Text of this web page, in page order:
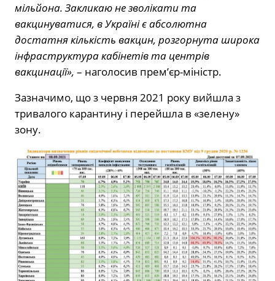
мільйона. Закликаю не зволікати та
вакцинуватися, в Україні є абсолютна
достатня кількість вакцин, розгорнута широка
інфраструктура кабінетів та центрів
вакцинації», – наголосив прем’єр-міністр.
Зазначимо, що з червня 2021 року вийшла з
тривалого карантину і перейшла в «зелену»
зону.